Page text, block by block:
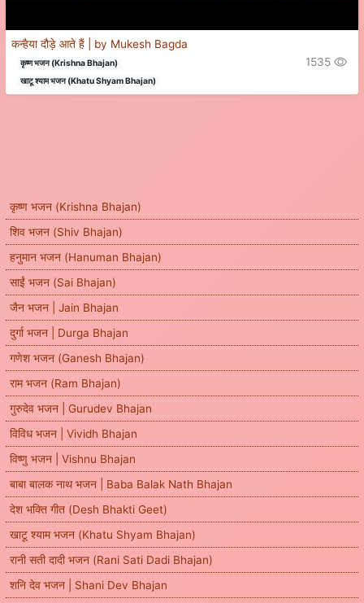
कृष्ण भजन (Krishna Bhajan)
शिव भजन (Shiv Bhajan)
हनुमान भजन (Hanuman Bhajan)
साईं भजन (Sai Bhajan)
जैन भजन | Jain Bhajan
दुर्गा भजन | Durga Bhajan
गणेश भजन (Ganesh Bhajan)
राम भजन (Ram Bhajan)
गुरुदेव भजन | Gurudev Bhajan
विविध भजन | Vividh Bhajan
विष्णु भजन | Vishnu Bhajan
बाबा बालक नाथ भजन | Baba Balak Nath Bhajan
देश भक्ति गीत (Desh Bhakti Geet)
खाटू श्याम भजन (Khatu Shyam Bhajan)
रानी सती दादी भजन (Rani Sati Dadi Bhajan)
शनि देव भजन | Shani Dev Bhajan
कन्हैया दौड़े आते हैं | by Mukesh Bagda
कृष्ण भजन (Krishna Bhajan)
खाटू श्याम भजन (Khatu Shyam Bhajan)
1535